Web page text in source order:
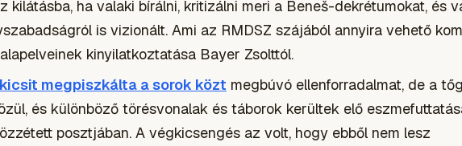
kilátásba, ha valaki bírálni, kritizálni meri a Beneš-dekrétumokat, és
is vizionált. Ami az RMDSZ szájából annyira vehető
kinyilatkoztatása Bayer Zsolttól.
kicsit megpiszkálta a sorok közt megbúvó ellenforradalmat, de a
és különböző törésvonalak és táborok kerültek elő
posztjában. A végkicsengés az volt, hogy ebből nem lesz